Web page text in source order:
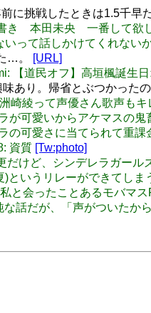
に挑戦したときは1.5千早
き 本田未央 一番して欲
って話しかけてくれない
…。 [URL]
【道民オフ】高垣楓誕生
あり。帰省とぶつかった
崎綾って声優さん歌声も
が可愛いからアケマスの
の可愛さに当てられて重
資質 [Tw:photo]
だけど、シンデレラガー
というリレーができてし
と会ったことあるモバマ
な話だが、「声がついたか